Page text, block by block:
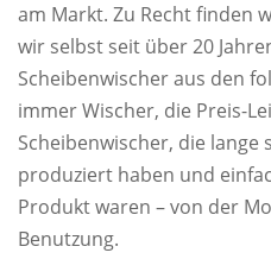
am Markt. Zu Recht finden
wir selbst seit über 20
Scheibenwischer aus den
immer Wischer, die Preis-
Scheibenwischer, die lange
produziert haben und
Produkt waren – von der
Benutzung.